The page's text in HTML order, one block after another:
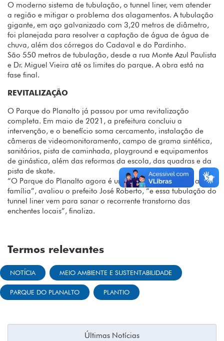
O moderno sistema de tubulação, o tunnel liner, vem atender
a região e mitigar o problema dos alagamentos. A tubulação
gigante, em aço galvanizado com 3,20 metros de diâmetro,
foi planejada para resolver a captação de água de água de
chuva, além dos córregos do Cadaval e do Pardinho.
São 550 metros de tubulação, desde a rua Monte Azul Paulista
e Dr. Miguel Vieira até os limites do parque. A obra está na
fase final.
REVITALIZAÇÃO
O Parque do Planalto já passou por uma revitalização
completa. Em maio de 2021, a prefeitura concluiu a
intervenção, e o benefício soma cercamento, instalação de
câmeras de videomonitoramento, campo de grama sintética,
sanitários, pista de caminhada, playground e equipamentos
de ginástica, além das reformas da escola, das quadras e da
pista de skate.
“O Parque do Planalto agora é uma área de lazer para a
família”, avaliou o prefeito José Roberto, “e essa tubulação do
tunnel liner vem para sanar o recorrente transtorno das
enchentes locais”, finaliza.
Termos relevantes
NOTÍCIA MEIO AMBIENTE E SUSTENTABILIDADE
PARQUE DO PLANALTO PLANTIO
Últimas Notícias